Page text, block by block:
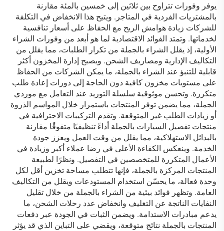
يوفر وفورات تتراوح بين ثلاثين إلى خمسين بالمئة مقارنة
بالمشتريات الفردية في المتاجر. ويتيح هذا الانخفاض في التكلفة
للشركات زيادة هوامش الربح مع الحفاظ على أسعار تنافسية
لخدماتها. وتمتد الفوائد الاقتصادية لما هو أبعد من وفورات الشراء
الأولية، إذ يقلل الشراء بالجملة من تكرار الطلبات، مما يقلل من
التكاليف الإدارية ومصاريف الشحن. ويصبح إدارة المخزون أكثر
قابلية للتنبؤ عند الشراء بالجملة، ما يمكن الشركات من الحفاظ
على مستويات مخزون كافية دون الحاجة إلى دورات إعادة طلب
متكررة. وتحسن موثوقية سلسلة التوريد عند التعامل مع موردي
الجملة، مما يضمن توفر المنتجات باستمرار خلال المواسم الذروة
أو زيادات الطلب غير المتوقعة. وتقدم التركيبات الاحترافية في
منتجات تفصيل السيارات بالجملة أداءً تنظيفيًا متفوقًا مقارنة
بالبدائل الاستهلاكية، مما يقلل من وقت العمل ويعزز جودة
الخدمة. وينعكس الكفاءة الأعلى في رضا عملاء أكبر وزيادة في
الأعمال المتكررة للمتخصصين في التفصيل. ونظرًا لطبيعة
المنتجات المركزة بالجملة، فإنها تتطلب مساحة تخزين أقل لكل
وحدة فعالة، ما يحسّن استخدام المستودعات ويقلل من التكاليف
العامة. وتظهر فوائد بيئية من الشراء بالجملة من خلال تقليل
النفايات الناتجة عن التغليف وانخفاض عدد رحلات الشحن، ما
يدعم مبادرات الاستدامة. ويضمن الثبات في الجودة عبر دفعات
المنتجات بالجملة نتائج متوقعة، ويقضي على التباين الذي قد يؤثر